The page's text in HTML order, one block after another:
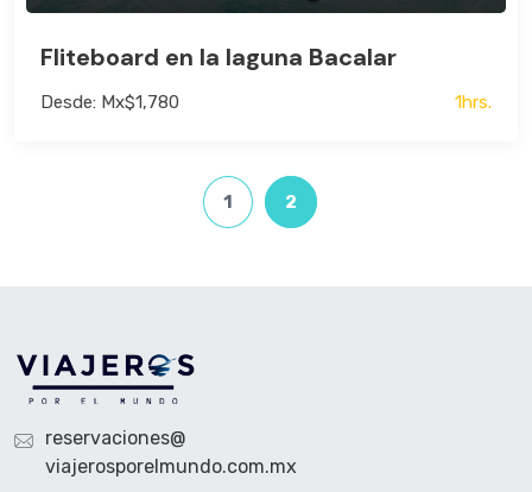
Fliteboard en la laguna Bacalar
Desde: Mx$1,780 1hrs.
1 2
reservaciones@
viajerosporelmundo.com.mx